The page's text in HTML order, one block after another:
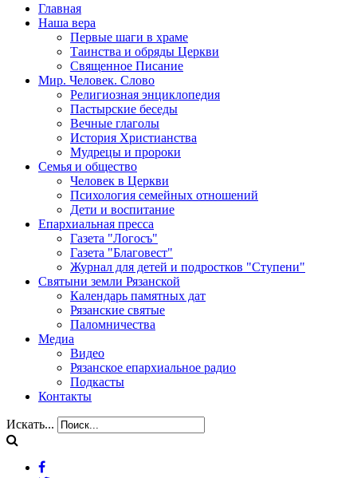
Главная
Наша вера
Первые шаги в храме
Таинства и обряды Церкви
Священное Писание
Мир. Человек. Слово
Религиозная энциклопедия
Пастырские беседы
Вечные глаголы
История Христианства
Мудрецы и пророки
Семья и общество
Человек в Церкви
Психология семейных отношений
Дети и воспитание
Епархиальная пресса
Газета "Логосъ"
Газета "Благовест"
Журнал для детей и подростков "Ступени"
Святыни земли Рязанской
Календарь памятных дат
Рязанские святые
Паломничества
Медиа
Видео
Рязанское епархиальное радио
Подкасты
Контакты
Искать...